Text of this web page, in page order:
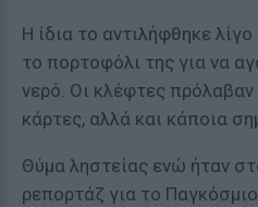
Η ίδια το αντιλήφθηκε
το πορτοφόλι της για να
νερό. Οι κλέφτες
κάρτες, αλλά και κάποια
Θύμα ληστείας ενώ ήταν
ρεπορτάζ για το